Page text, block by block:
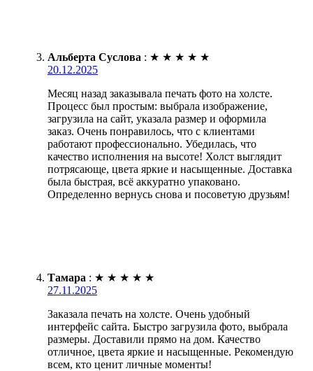
Альберта Суслова : ★ ★ ★ ★ ★
20.12.2025
Месяц назад заказывала печать фото на холсте.
Процесс был простым: выбрала изображение,
загрузила на сайт, указала размер и оформила
заказ. Очень понравилось, что с клиентами
работают профессионально. Убедилась, что
качество исполнения на высоте! Холст выглядит
потрясающе, цвета яркие и насыщенные. Доставка
была быстрая, всё аккуратно упаковано.
Определенно вернусь снова и посоветую друзьям!
Тамара : ★ ★ ★ ★ ★
27.11.2025
Заказала печать на холсте. Очень удобный
интерфейс сайта. Быстро загрузила фото, выбрала
размеры. Доставили прямо на дом. Качество
отличное, цвета яркие и насыщенные. Рекомендую
всем, кто ценит личные моменты!